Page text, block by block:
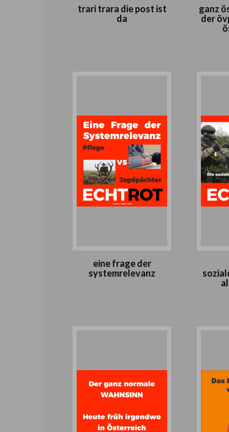
trari trara die post ist
da
ganz
der
eine frage der
systemrelevanz